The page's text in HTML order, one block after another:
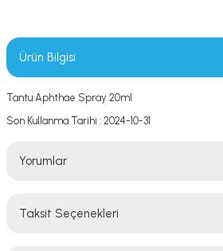
Ürün Bilgisi
Tantu Aphthae Spray 20ml
Son Kullanma Tarihi : 2024-10-31
Yorumlar
Taksit Seçenekleri